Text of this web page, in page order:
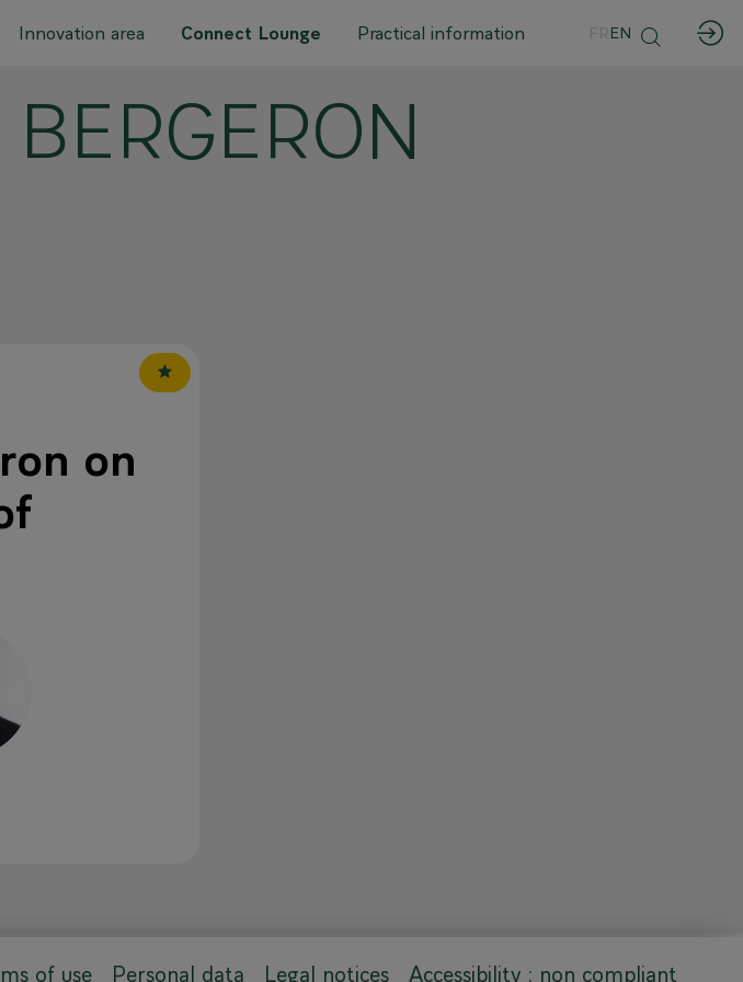
Innovation area Connect Lounge Practical information FREN
BERGERON
on
of use Personal data Legal notices Accessibility : non compliant